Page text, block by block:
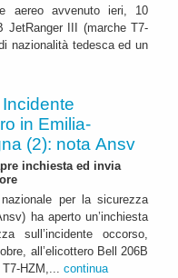
aereo avvenuto ieri, 10
JetRanger III (marche T7-
nazionalità tedesca ed un
Incidente
in Emilia-
(2): nota Ansv
inchiesta ed invia
nazionale per la sicurezza
ha aperto un’inchiesta
sull’incidente occorso,
all’elicottero Bell 206B
HZM,... continua